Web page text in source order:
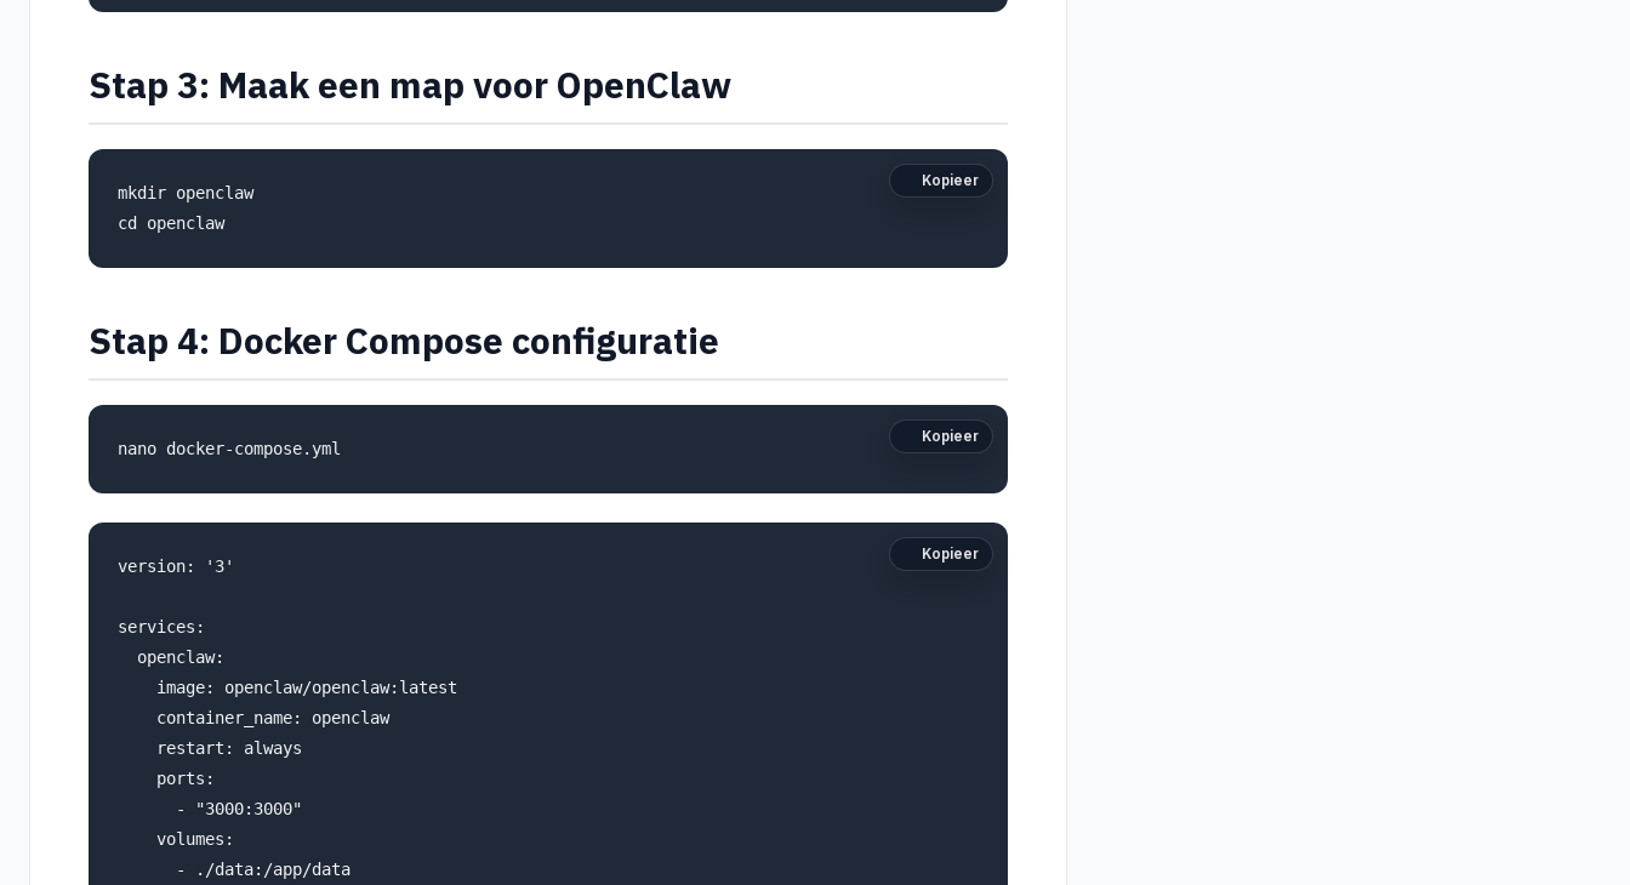
Stap 3: Maak een map voor OpenClaw
mkdir openclaw
Kopieer
Stap 4: Docker Compose configuratie
Kopieer
version: '3'
services:
  openclaw:
    image: openclaw/openclaw:latest
    container_name: openclaw
    restart: always
    ports:
      - "3000:3000"
    volumes:
Kopieer